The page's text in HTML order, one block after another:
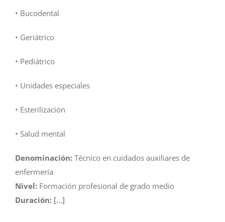
• Bucodental
• Geriátrico
• Pediátrico
• Unidades especiales
• Esterilización
• Salud mental
Denominación: Técnico en cuidados auxiliares de
enfermería
Nivel: Formación profesional de grado medio
Duración: […]